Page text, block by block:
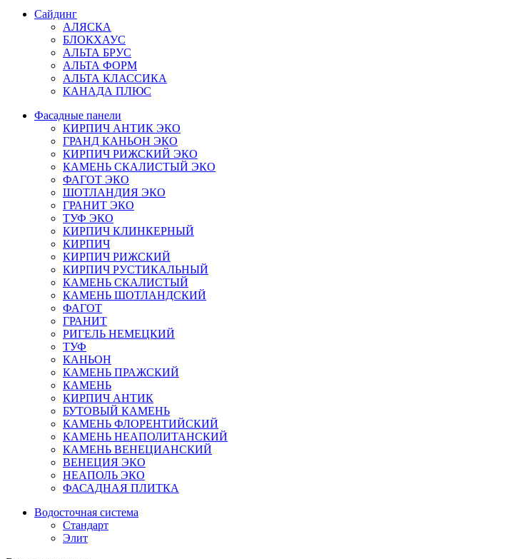
Сайдинг
АЛЯСКА
БЛОКХАУС
АЛЬТА БРУС
АЛЬТА ФОРМ
АЛЬТА КЛАССИКА
КАНАДА ПЛЮС
Фасадные панели
КИРПИЧ АНТИК ЭКО
ГРАНД КАНЬОН ЭКО
КИРПИЧ РИЖСКИЙ ЭКО
КАМЕНЬ СКАЛИСТЫЙ ЭКО
ФАГОТ ЭКО
ШОТЛАНДИЯ ЭКО
ГРАНИТ ЭКО
ТУФ ЭКО
КИРПИЧ КЛИНКЕРНЫЙ
КИРПИЧ
КИРПИЧ РИЖСКИЙ
КИРПИЧ РУСТИКАЛЬНЫЙ
КАМЕНЬ СКАЛИСТЫЙ
КАМЕНЬ ШОТЛАНДСКИЙ
ФАГОТ
ГРАНИТ
РИГЕЛЬ НЕМЕЦКИЙ
ТУФ
КАНЬОН
КАМЕНЬ ПРАЖСКИЙ
КАМЕНЬ
КИРПИЧ АНТИК
БУТОВЫЙ КАМЕНЬ
КАМЕНЬ ФЛОРЕНТИЙСКИЙ
КАМЕНЬ НЕАПОЛИТАНСКИЙ
КАМЕНЬ ВЕНЕЦИАНСКИЙ
ВЕНЕЦИЯ ЭКО
НЕАПОЛЬ ЭКО
ФАСАДНАЯ ПЛИТКА
Водосточная система
Стандарт
Элит